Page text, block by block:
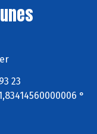
23
°